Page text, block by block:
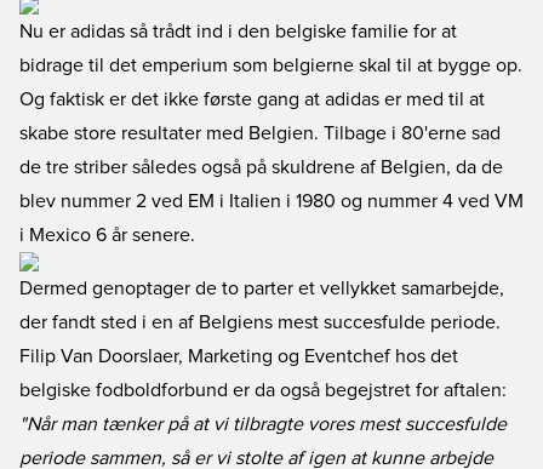
Nu er adidas så trådt ind i den belgiske familie for at
bidrage til det emperium som belgierne skal til at bygge op.
Og faktisk er det ikke første gang at adidas er med til at
skabe store resultater med Belgien. Tilbage i 80'erne sad
de tre striber således også på skuldrene af Belgien, da de
blev nummer 2 ved EM i Italien i 1980 og nummer 4 ved VM
i Mexico 6 år senere.
Dermed genoptager de to parter et vellykket samarbejde,
der fandt sted i en af Belgiens mest succesfulde periode.
Filip Van Doorslaer, Marketing og Eventchef hos det
belgiske fodboldforbund er da også begejstret for aftalen:
"Når man tænker på at vi tilbragte vores mest succesfulde
periode sammen, så er vi stolte af igen at kunne arbejde